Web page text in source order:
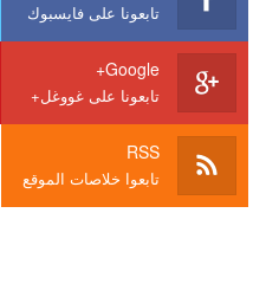
تابعونا على فايسبوك
Google+
تابعونا على غووغل+
RSS
تابعوا خلاصات الموقع